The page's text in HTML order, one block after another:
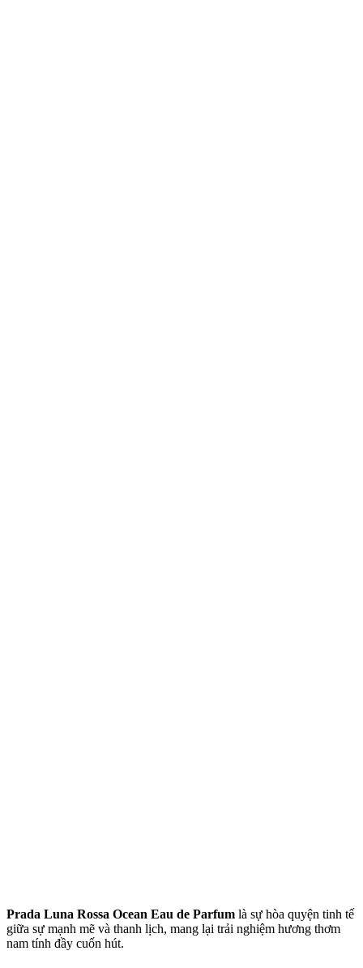
Prada Luna Rossa Ocean Eau de Parfum là sự hòa quyện tinh tế
giữa sự mạnh mẽ và thanh lịch, mang lại trải nghiệm hương thơm
nam tính đầy cuốn hút.